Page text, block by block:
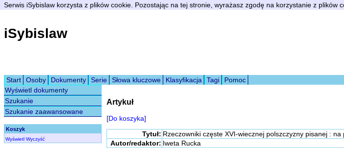
Serwis iSybislaw korzysta z plików cookie. Pozostając na tej stronie, wyrażasz zgodę na korzystanie z plików
iSybislaw
Start
Osoby Dokumenty Serie Słowa kluczowe Klasyfikacja Tagi
Pomoc
Wyświetl dokumenty
Szukanie
Szukanie zaawansowane
Koszyk
Wyświetl Wyczyść
Artykuł
[Do koszyka]
Tytuł: Rzeczowniki częste XVI-wiecznej polszczyzny pisanej :
Autor/redaktor: Iweta Rucka